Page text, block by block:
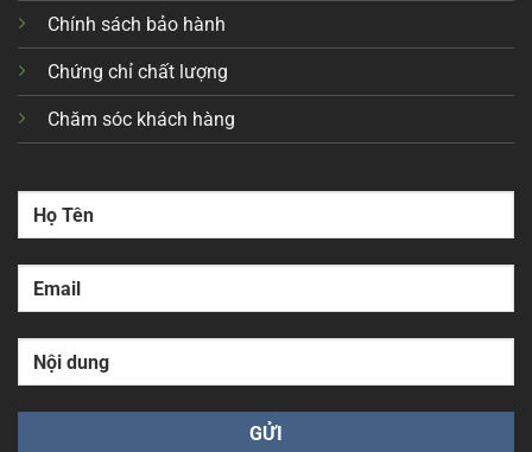
Chính sách bảo hành
Chứng chỉ chất lượng
Chăm sóc khách hàng